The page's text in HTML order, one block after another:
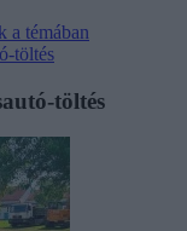
a témában
töltés
töltés